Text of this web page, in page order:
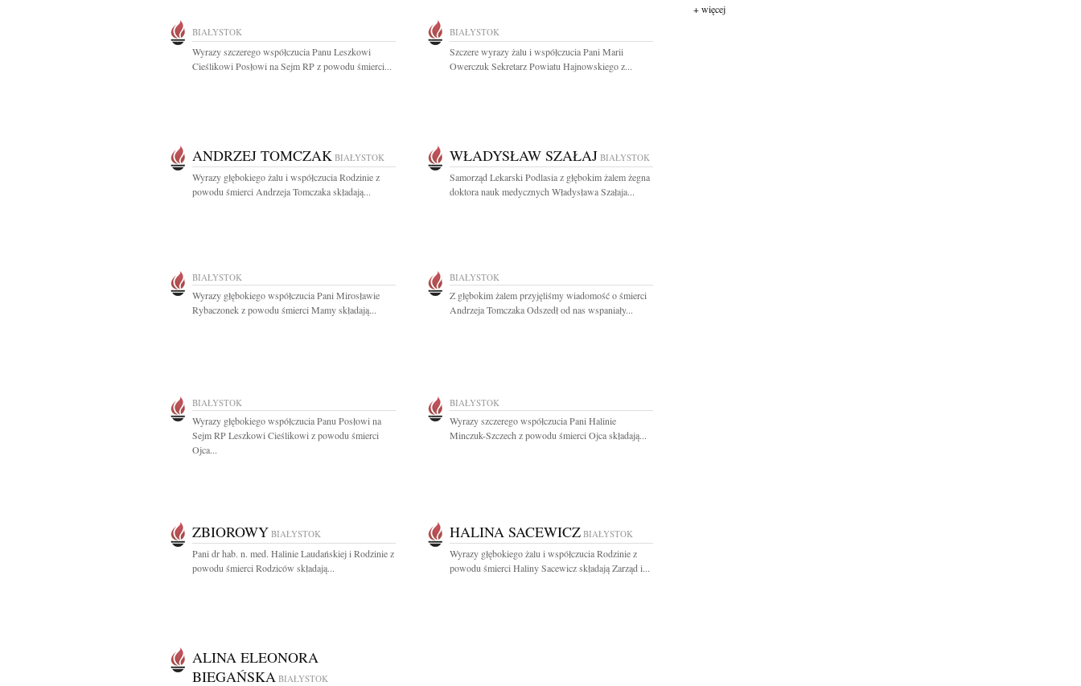
BIAŁYSTOK
Wyrazy szczerego współczucia Panu Leszkowi
Cieślikowi Posłowi na Sejm RP z powodu śmierci...
BIAŁYSTOK
Szczere wyrazy żalu i współczucia Pani Marii
Owerczuk Sekretarz Powiatu Hajnowskiego z...
ANDRZEJ TOMCZAK BIAŁYSTOK
Wyrazy głębokiego żalu i współczucia Rodzinie z
powodu śmierci Andrzeja Tomczaka składają...
WŁADYSŁAW SZAŁAJ BIAŁYSTOK
Samorząd Lekarski Podlasia z głębokim żalem żegna
doktora nauk medycznych Władysława Szałaja...
BIAŁYSTOK
Wyrazy głębokiego współczucia Pani Mirosławie
Rybaczonek z powodu śmierci Mamy składają...
BIAŁYSTOK
Z głębokim żalem przyjęliśmy wiadomość o śmierci
Andrzeja Tomczaka Odszedł od nas wspaniały...
BIAŁYSTOK
Wyrazy głębokiego współczucia Panu Posłowi na
Sejm RP Leszkowi Cieślikowi z powodu śmierci
Ojca...
BIAŁYSTOK
Wyrazy szczerego współczucia Pani Halinie
Minczuk-Szczech z powodu śmierci Ojca składają...
ZBIOROWY BIAŁYSTOK
Pani dr hab. n. med. Halinie Laudańskiej i Rodzinie z
powodu śmierci Rodziców składają...
HALINA SACEWICZ BIAŁYSTOK
Wyrazy głębokiego żalu i współczucia Rodzinie z
powodu śmierci Haliny Sacewicz składają Zarząd i...
ALINA ELEONORA
BIEGAŃSKA BIAŁYSTOK
+ więcej